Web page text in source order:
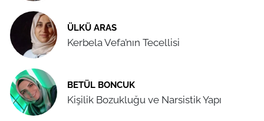
ÜLKÜ ARAS
Kerbela Vefa’nın Tecellisi
BETÜL BONCUK
Kişilik Bozukluğu ve Narsistik Yapı